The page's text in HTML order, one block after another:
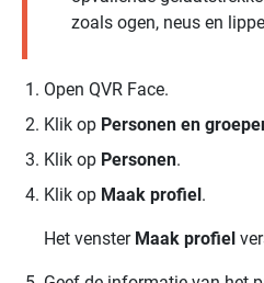
zoals ogen, neus en
Open QVR Face.
Klik op Personen en
Klik op Personen.
Klik op Maak profiel.
Het venster Maak profiel